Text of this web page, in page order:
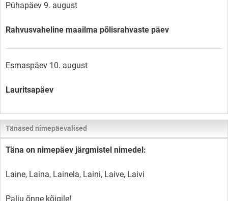
Pühapäev 9. august
Rahvusvaheline maailma põlisrahvaste päev
Esmaspäev 10. august
Lauritsapäev
Tänased nimepäevalised
Täna on nimepäev järgmistel nimedel:
Laine, Laina, Lainela, Laini, Laive, Laivi
Palju õnne kõigile!